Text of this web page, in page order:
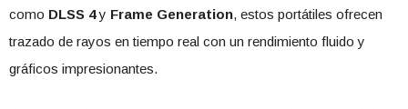
como DLSS 4y Frame Generation, estos portátiles ofrecen
trazado de rayos en tiempo real con un rendimiento fluido y
gráficos impresionantes.